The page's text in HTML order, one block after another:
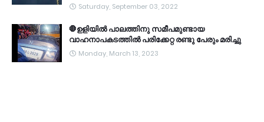
Saturday, September 03, 2022
🛑ഉളിയിൽ പാലത്തിനു സമീപമുണ്ടായ
വാഹനാപകടത്തിൽ പരിക്കേറ്റ രണ്ടു പേരും മരിച്ചു
Monday, March 13, 2023